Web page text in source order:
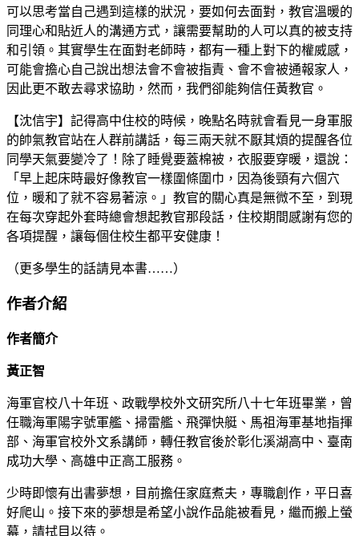
可以思考當自己遇到這樣的狀況，要如何去面對，教官溫暖的
同理心和貼近人的溝通方式，讓需要幫助的人可以真的被支持
和引領。其實學生在面對老師時，都有一種上對下的權威感，
可能會擔心自己說出想法會不會被指責、會不會被通報家人，
因此更不敢去尋求協助，然而，我們卻能夠信任黃教官。
【沈信宇】記得高中住校的時候，晚點名時就會看見一身軍服
的帥氣教官站在人群前講話，每三兩天就不厭其煩的提醒各位
同學天氣要變冷了！除了睡覺要蓋棉被，衣服要穿暖，還說：
「早上起床時最好像教官一樣圍條圍巾，因為後頸有六個穴
位，暖和了就不容易著涼。」教官的關心真是無微不至，到現
在每次穿起外套時總會想起教官那段話，住校期間感謝有您的
各項提醒，讓每個住校生都平安健康！
（更多學生的話請見本書……）
作者介紹
作者簡介
黃正智
海軍官校八十年班、政戰學校外文研究所八十七年班畢業，曾
任職海軍陽字號軍艦、掃雷艦、飛彈快艇、馬祖海軍基地指揮
部、海軍官校外文系講師，轉任教官後於彰化溪湖高中、臺南
成功大學、高雄中正高工服務。
少時即懷有出書夢想，目前擔任家庭煮夫，專職創作，平日喜
好爬山。接下來的夢想是希望小說作品能被看見，繼而搬上螢
幕，請拭目以待。